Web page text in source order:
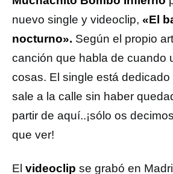
nuevo single y videoclip, «El
nocturno». Según el propio
canción que habla de cuando
cosas. El single está
sale a la calle sin haber
partir de aquí..¡sólo os
que ver!
El videoclip se grabó en